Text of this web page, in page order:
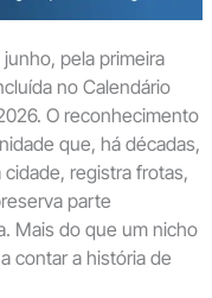
pela primeira
no Calendário
O reconhecimento
que, há décadas,
registra frotas,
parte
Mais do que um nicho
contar a história de